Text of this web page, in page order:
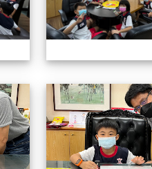
認識校長室活動